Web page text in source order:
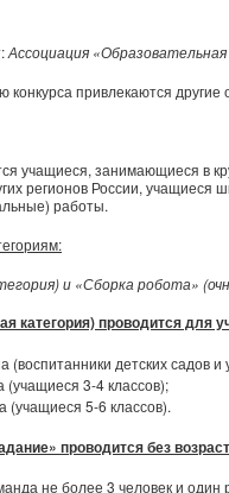
Ассоциация
привлекаются другие
учащиеся, занимающиеся в
регионов России, учащиеся
работы.
и «Сборка робота»
категория) проводится для
(воспитанники детских садов и
(учащиеся 3-4 классов);
(учащиеся 5-6 классов).
проводится без
не более 3 человек и один